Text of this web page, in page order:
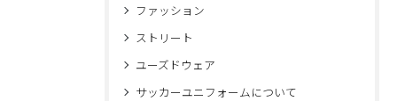
ファッション
ストリート
ユーズドウェア
サッカーユニフォームについて